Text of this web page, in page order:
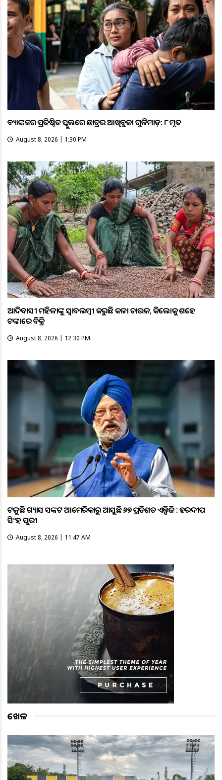
ବ୍ୟାଙ୍କକର ପ୍ରତିଷ୍ଠିତ ସ୍କୁଲରେ ଛାତ୍ରର ଆଖିବୁଜା ଗୁଳିମାଡ଼: ୮ ମୃତ
August 8, 2026 | 1:30 PM
ଆଦିବାସୀ ମହିଳାଙ୍କୁ ସ୍ଵାବଲମ୍ଵୀ କରୁଛି କଳା ଚାଉଳ, କିଲୋକୁ ଶହେ
ଟଙ୍କାରେ ବିକ୍ରି
August 8, 2026 | 12:30 PM
ଟଳୁଛି ଗ୍ୟାସ ସଙ୍କଟ ଆମେରିକାରୁ ଆସୁଛି ୬୭ ପ୍ରତିଶତ ଏଲ୍ପିଜି : ହରଦୀପ
ସିଂହ ପୁରୀ
August 8, 2026 | 11:47 AM
ଖେଳ